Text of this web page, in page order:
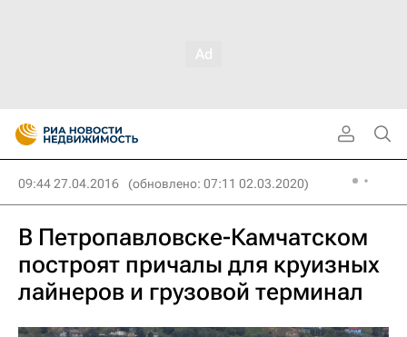
09:44 27.04.2016 (обновлено: 07:11 02.03.2020)
В Петропавловске-Камчатском
построят причалы для круизных
лайнеров и грузовой терминал